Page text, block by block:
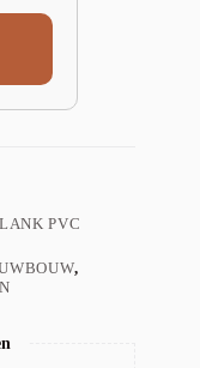
PVC
,